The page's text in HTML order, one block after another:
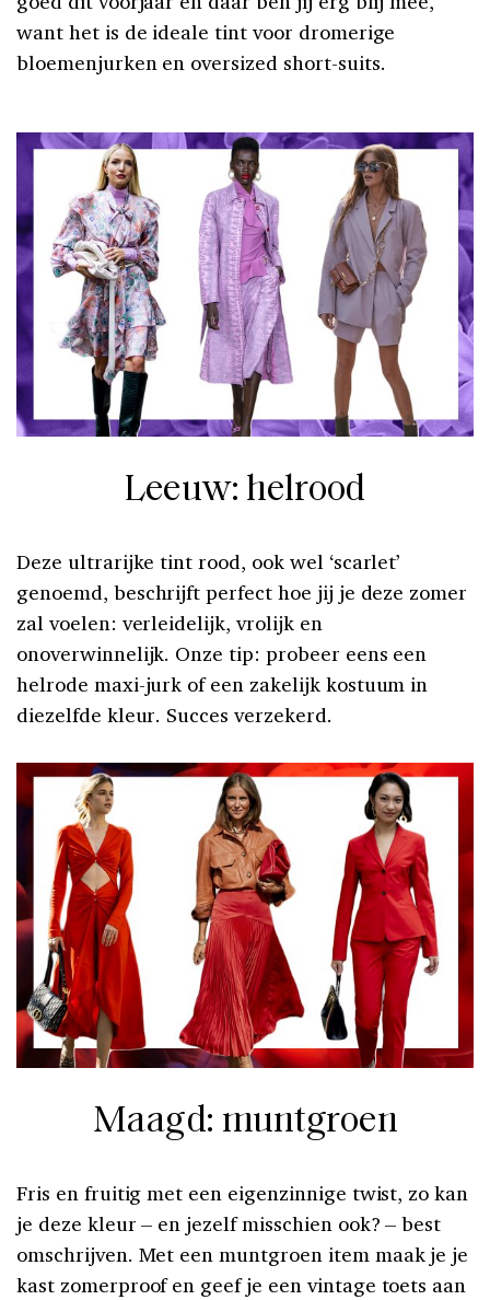
want het is de ideale tint voor dromerige
bloemenjurken en oversized short-suits.
Leeuw: helrood
Deze ultrarijke tint rood, ook wel ‘scarlet’
genoemd, beschrijft perfect hoe jij je deze zomer
zal voelen: verleidelijk, vrolijk en
onoverwinnelijk. Onze tip: probeer eens een
helrode maxi-jurk of een zakelijk kostuum in
diezelfde kleur. Succes verzekerd.
Maagd: muntgroen
Fris en fruitig met een eigenzinnige twist, zo kan
je deze kleur – en jezelf misschien ook? – best
omschrijven. Met een muntgroen item maak je je
kast zomerproof en geef je een vintage toets aan